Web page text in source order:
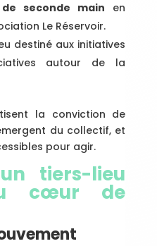
seconde main en
Le Réservoir.
destiné aux initiatives
autour de la
la conviction de
du collectif, et
pour agir.
tiers-lieu
cœur de